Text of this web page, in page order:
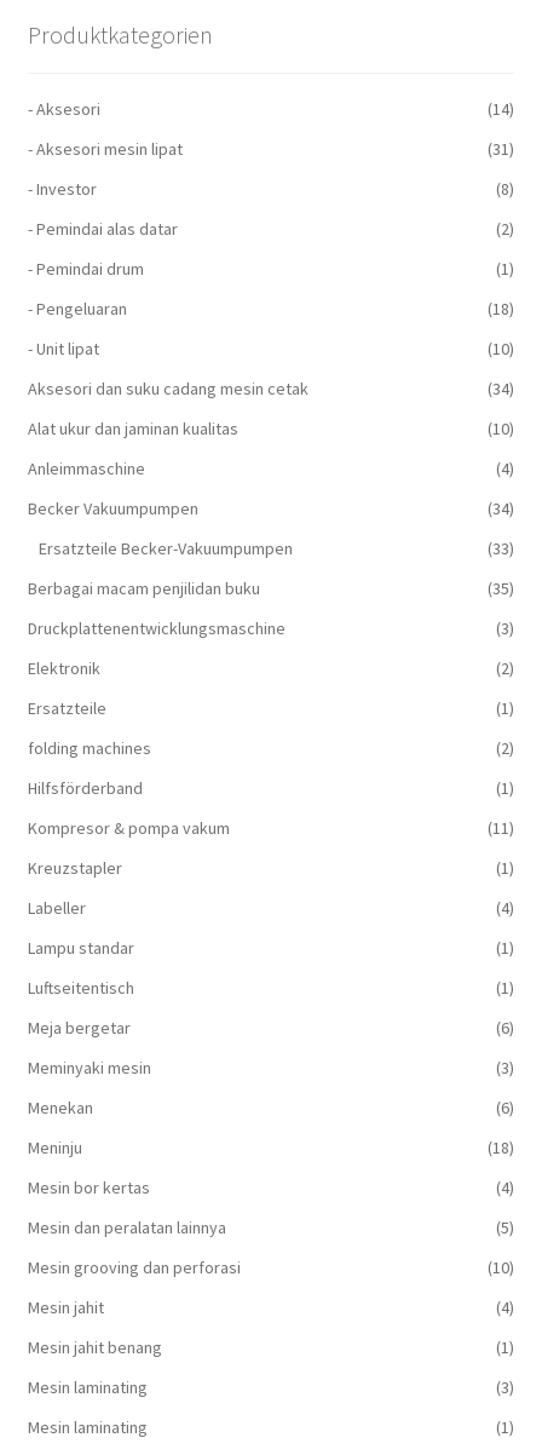
Produktkategorien
- Aksesori
(14)
- Aksesori mesin lipat
(31)
- Investor
(8)
- Pemindai alas datar
(2)
- Pemindai drum
(1)
- Pengeluaran
(18)
- Unit lipat
(10)
Aksesori dan suku cadang mesin cetak
(34)
Alat ukur dan jaminan kualitas
(10)
Anleimmaschine
(4)
Becker Vakuumpumpen
(34)
Ersatzteile Becker-Vakuumpumpen
(33)
Berbagai macam penjilidan buku
(35)
Druckplattenentwicklungsmaschine
(3)
Elektronik
(2)
Ersatzteile
(1)
folding machines
(2)
Hilfsförderband
(1)
Kompresor & pompa vakum
(11)
Kreuzstapler
(1)
Labeller
(4)
Lampu standar
(1)
Luftseitentisch
(1)
Meja bergetar
(6)
Meminyaki mesin
(3)
Menekan
(6)
Meninju
(18)
Mesin bor kertas
(4)
Mesin dan peralatan lainnya
(5)
Mesin grooving dan perforasi
(10)
Mesin jahit
(4)
Mesin jahit benang
(1)
Mesin laminating
(3)
Mesin laminating
(1)